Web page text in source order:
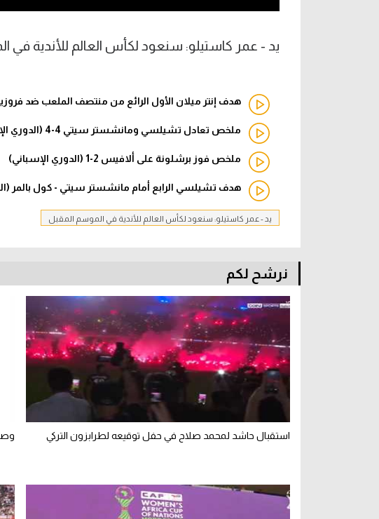
يد - عمر كاستيلو: سنعود لكأس العالم للأندية في
هدف إنتر ميلان الأول الرائع من منتصف الملعب ضد
ملخص تعادل تشيلسي ومانشستر سيتي 4-4 (الدوري الإنجليزي)
ملخص فوز برشلونة على ألافيس 2-1 (الدوري الإسباني)
هدف تشيلسي الرابع أمام مانشستر سيتي - كول بالمر
يد - عمر كاستيلو: سنعود لكأس العالم للأندية في الموسم المقبل
نرشح لكم
استقبال حاشد لمحمد صلاح في حفل توقيعه لطرابزون التركي